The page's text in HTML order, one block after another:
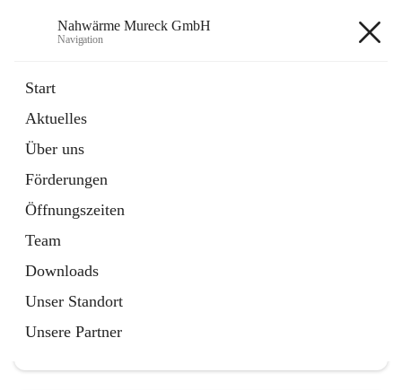
Nahwärme Mureck GmbH
Navigation
Start
Aktuelles
Über uns
Förderungen
Öffnungszeiten
Team
Downloads
Unser Standort
Unsere Partner
Artikel
in
Tab